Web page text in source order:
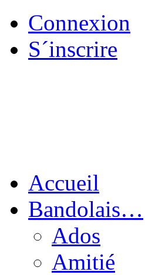
Connexion
S´inscrire
Accueil
Bandolais…
Ados
Amitié